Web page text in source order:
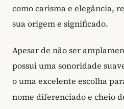
como carisma e elegância,
sua origem e significado.
Apesar de não ser
possui uma sonoridade
o uma excelente escolha
nome diferenciado e cheio